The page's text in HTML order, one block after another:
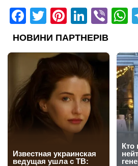
Facebook
Twitter
Pinterest